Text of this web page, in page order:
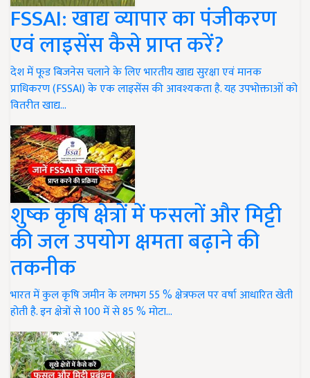
FSSAI: खाद्य व्यापार का पंजीकरण
एवं लाइसेंस कैसे प्राप्त करें?
देश में फूड बिजनेस चलाने के लिए भारतीय खाद्य सुरक्षा एवं मानक
प्राधिकरण (FSSAI) के एक लाइसेंस की आवश्यकता है. यह उपभोक्ताओं को
वितरीत खाद्य…
शुष्क कृषि क्षेत्रों में फसलों और मिट्टी
की जल उपयोग क्षमता बढ़ाने की
तकनीक
भारत में कुल कृषि जमीन के लगभग 55 % क्षेत्रफल पर वर्षा आधारित खेती
होती है. इन क्षेत्रों से 100 में से 85 % मोटा…